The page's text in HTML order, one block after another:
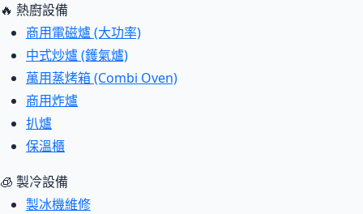
🔥 熱廚設備
商用電磁爐 (大功率)
中式炒爐 (鑊氣爐)
萬用蒸烤箱 (Combi Oven)
商用炸爐
扒爐
保溫櫃
🧊 製冷設備
製冰機維修